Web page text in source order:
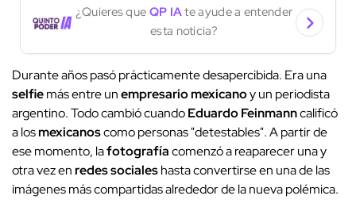
¿Quieres que QP IAte ayude a entender
esta noticia?
Durante años pasó prácticamente desapercibida. Era una
selfiemás entre unempresario mexicanoy un periodista
argentino. Todo cambió cuandoEduardo Feinmanncalificó
a losmexicanoscomo personas "detestables". A partir de
ese momento, lafotografíacomenzó a reaparecer una y
otra vez enredes socialeshasta convertirse en una de las
imágenes más compartidas alrededor de la nueva polémica.